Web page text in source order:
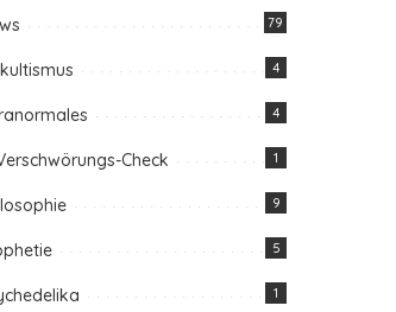
79
4
4
Check 1
9
5
1